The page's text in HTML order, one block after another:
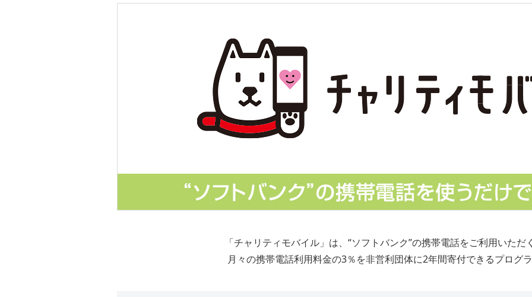
「チャリティモバイル」は、“ソフトバンク”の携帯電話をご利用いただ
月々の携帯電話利用料金の3％を非営利団体に2年間寄付できるプログ